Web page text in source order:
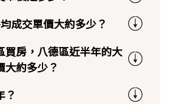
成交單價大約多少？
買房，八德區近半年的大
大約多少？
？